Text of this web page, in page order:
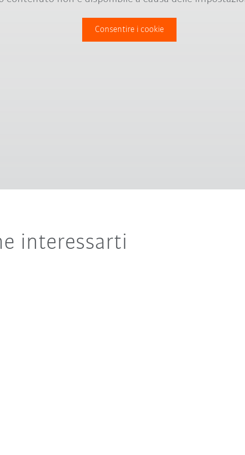
Consentire i cookie
interessarti